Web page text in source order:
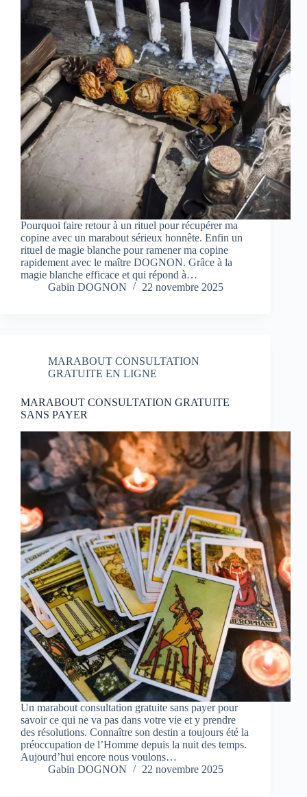
Pourquoi faire retour à un rituel pour récupérer ma
copine avec un marabout sérieux honnête. Enfin un
rituel de magie blanche pour ramener ma copine
rapidement avec le maître DOGNON. Grâce à la
magie blanche efficace et qui répond à…
Gabin DOGNON
22 novembre 2025
MARABOUT CONSULTATION
GRATUITE EN LIGNE
MARABOUT CONSULTATION GRATUITE
SANS PAYER
Un marabout consultation gratuite sans payer pour
savoir ce qui ne va pas dans votre vie et y prendre
des résolutions. Connaître son destin a toujours été la
préoccupation de l’Homme depuis la nuit des temps.
Aujourd’hui encore nous voulons…
Gabin DOGNON
22 novembre 2025